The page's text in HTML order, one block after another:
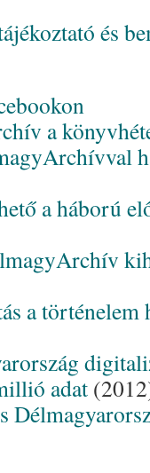
és
a
a háború
a történelem
adat